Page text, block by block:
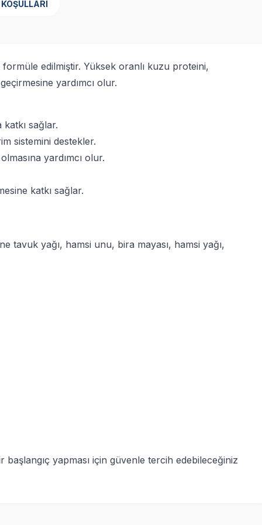
edilmiştir. Yüksek oranlı kuzu proteini,
yardımcı olur.
sağlar.
sistemini destekler.
yardımcı olur.
katkı sağlar.
yağı, hamsi unu, bira mayası, hamsi yağı,
yapması için güvenle tercih edebileceğiniz